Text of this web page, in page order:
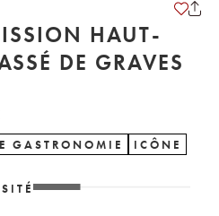
HAUT-
DE GRAVES
GASTRONOMIE ICÔNE